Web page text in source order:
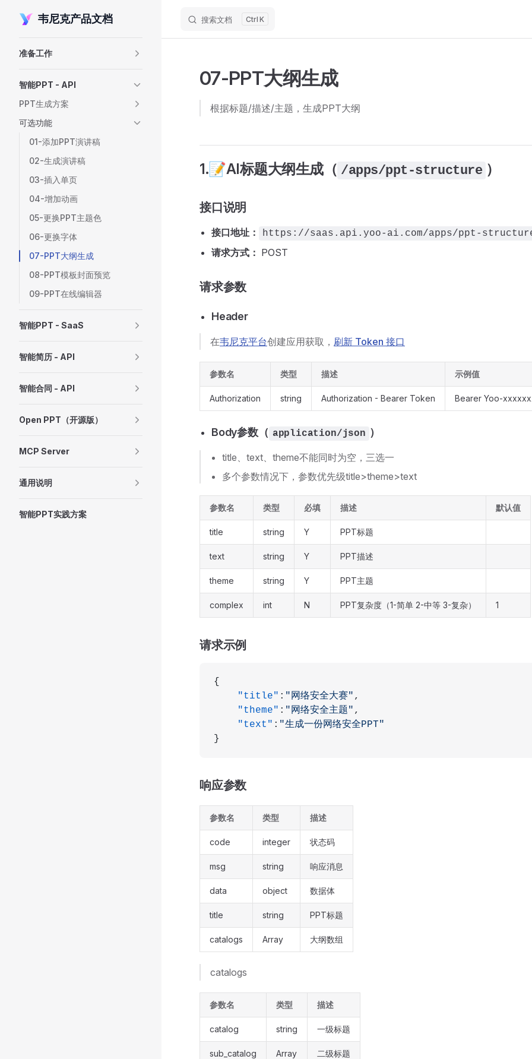
Skip to content
韦尼克产品文档 搜索文档 K
准备工作
智能PPT - API
PPT生成方案
可选功能
01-添加PPT演讲稿
02-生成演讲稿
03-插入单页
04-增加动画
05-更换PPT主题色
06-更换字体
07-PPT大纲生成
08-PPT模板封面预览
09-PPT在线编辑器
智能PPT - SaaS
智能简历 - API
智能合同 - API
Open PPT（开源版）
MCP Server
通用说明
智能PPT实践方案
07-PPT大纲生成
根据标题/描述/主题，生成PPT大纲
1.📝AI标题大纲生成（ /apps/ppt-structure ）
接口说明
接口地址： https://saas.api.yoo-ai.com/apps/ppt-
请求方式： POST
请求参数
Header
在韦尼克平台创建应用获取， 刷新 Token 接口
参数名 类型 描述 示例值
Authorization string Authorization - Bearer Token Bearer Yoo-
Body参数（ application/json ）
title、text、theme不能同时为空，三选一
多个参数情况下，参数优先级title>theme>text
参数名 类型 必填 描述 默认值
title string Y PPT标题
text string Y PPT描述
theme string Y PPT主题
complex int N PPT复杂度（1-简单 2-中等 3-复杂） 1
请求示例
{
    "title"
: "网络安全大赛" ,
    "theme"
: "网络安全主题" ,
    "text"
: "生成一份网络安全PPT"
}
响应参数
参数名 类型 描述
code integer 状态码
msg string 响应消息
data object 数据体
title string PPT标题
catalogs Array 大纲数组
catalogs
参数名 类型 描述
catalog string 一级标题
sub_catalog Array 二级标题